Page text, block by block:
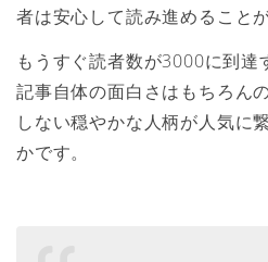
者は安心して読み進めること
もうすぐ読者数が3000に到達
記事自体の面白さはもちろん
しない穏やかな人柄が人気に
かです。